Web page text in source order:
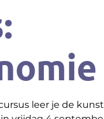
leer je de